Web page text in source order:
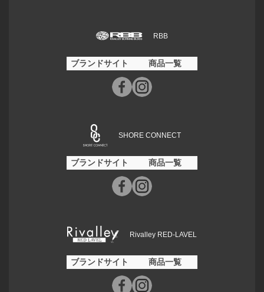
RBB
ブランドサイト 商品一覧
SHORE CONNECT
ブランドサイト 商品一覧
Rivalley RED-LAVEL
ブランドサイト 商品一覧